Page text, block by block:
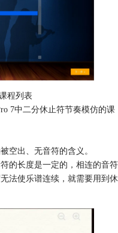
程列表
7中二分休止符节奏模仿的课
空出、无音符的含义。
的长度是一定的，相连的音符
法使乐谱连续，就需要用到休